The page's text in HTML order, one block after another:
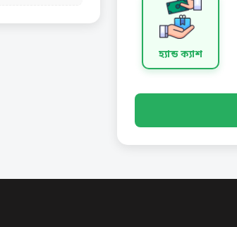
হ্যান্ড ক্যাশ